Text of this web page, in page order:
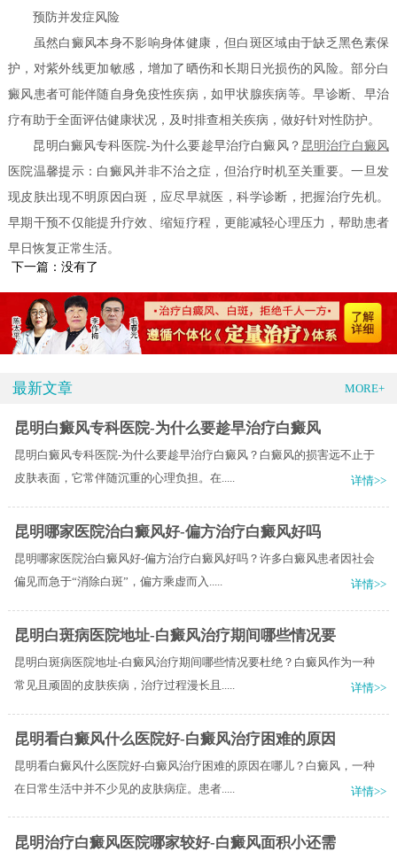
预防并发症风险
虽然白癜风本身不影响身体健康，但白斑区域由于缺乏黑色素保
护，对紫外线更加敏感，增加了晒伤和长期日光损伤的风险。部分白
癜风患者可能伴随自身免疫性疾病，如甲状腺疾病等。早诊断、早治
疗有助于全面评估健康状况，及时排查相关疾病，做好针对性防护。
昆明白癜风专科医院-为什么要趁早治疗白癜风？ 昆明治疗白癜风
医院温馨提示：白癜风并非不治之症，但治疗时机至关重要。一旦发
现皮肤出现不明原因白斑，应尽早就医，科学诊断，把握治疗先机。
早期干预不仅能提升疗效、缩短疗程，更能减轻心理压力，帮助患者
早日恢复正常生活。
下一篇：没有了
最新文章 MORE+
昆明白癜风专科医院-为什么要趁早治疗白癜风
昆明白癜风专科医院-为什么要趁早治疗白癜风？白癜风的损害远不止于
皮肤表面，它常伴随沉重的心理负担。在.....
详情>>
昆明哪家医院治白癜风好-偏方治疗白癜风好吗
昆明哪家医院治白癜风好-偏方治疗白癜风好吗？许多白癜风患者因社会
偏见而急于“消除白斑”，偏方乘虚而入.....
详情>>
昆明白斑病医院地址-白癜风治疗期间哪些情况要
昆明白斑病医院地址-白癜风治疗期间哪些情况要杜绝？白癜风作为一种
常见且顽固的皮肤疾病，治疗过程漫长且.....
详情>>
昆明看白癜风什么医院好-白癜风治疗困难的原因
昆明看白癜风什么医院好-白癜风治疗困难的原因在哪儿？白癜风，一种
在日常生活中并不少见的皮肤病症。患者.....
详情>>
昆明治疗白癜风医院哪家较好-白癜风面积小还需